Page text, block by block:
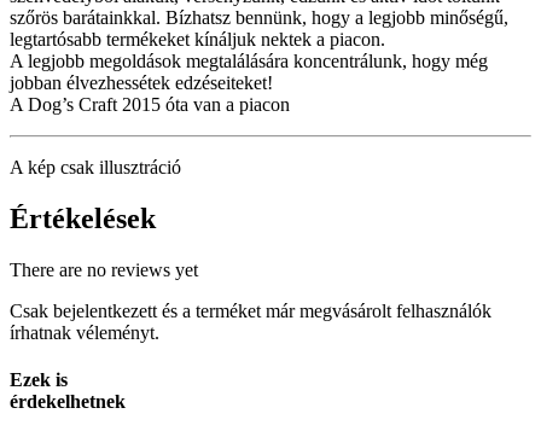
szőrös barátainkkal. Bízhatsz bennünk, hogy a legjobb minőségű,
legtartósabb termékeket kínáljuk nektek a piacon.
A legjobb megoldások megtalálására koncentrálunk, hogy még
jobban élvezhessétek edzéseiteket!
A Dog’s Craft 2015 óta van a piacon
A kép csak illusztráció
Értékelések
There are no reviews yet
Csak bejelentkezett és a terméket már megvásárolt felhasználók
írhatnak véleményt.
Ezek is
érdekelhetnek